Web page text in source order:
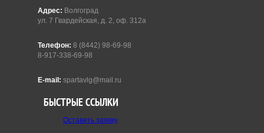
Адрес: Волгоград
ул. 7 Гвардейская, д. 2, оф. 312а
Телефон: 8 (8442) 98-69-98
8-917-338-69-98
E-mail: spartavlg@mail.ru
БЫСТРЫЕ ССЫЛКИ
Оставить заявку